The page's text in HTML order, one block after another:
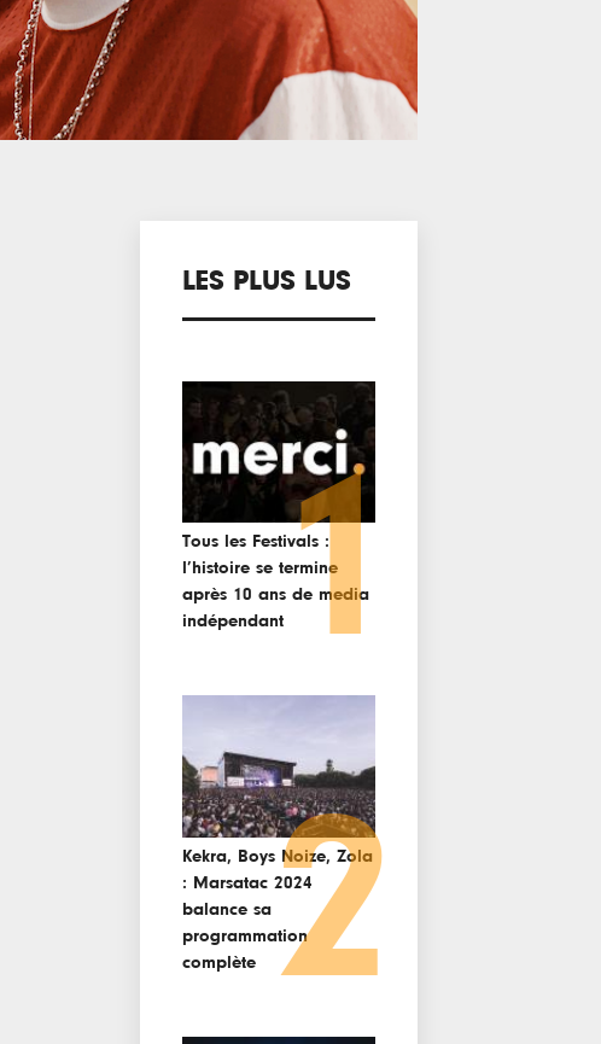
LES PLUS LUS
Tous les Festivals :
l’histoire se termine
après 10 ans de media
indépendant1
Kekra, Boys Noize, Zola
: Marsatac 2024
balance sa
programmation
complète
2